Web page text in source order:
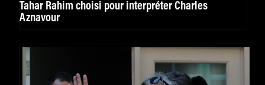
Tahar Rahim choisi pour interpréter Charles
Aznavour